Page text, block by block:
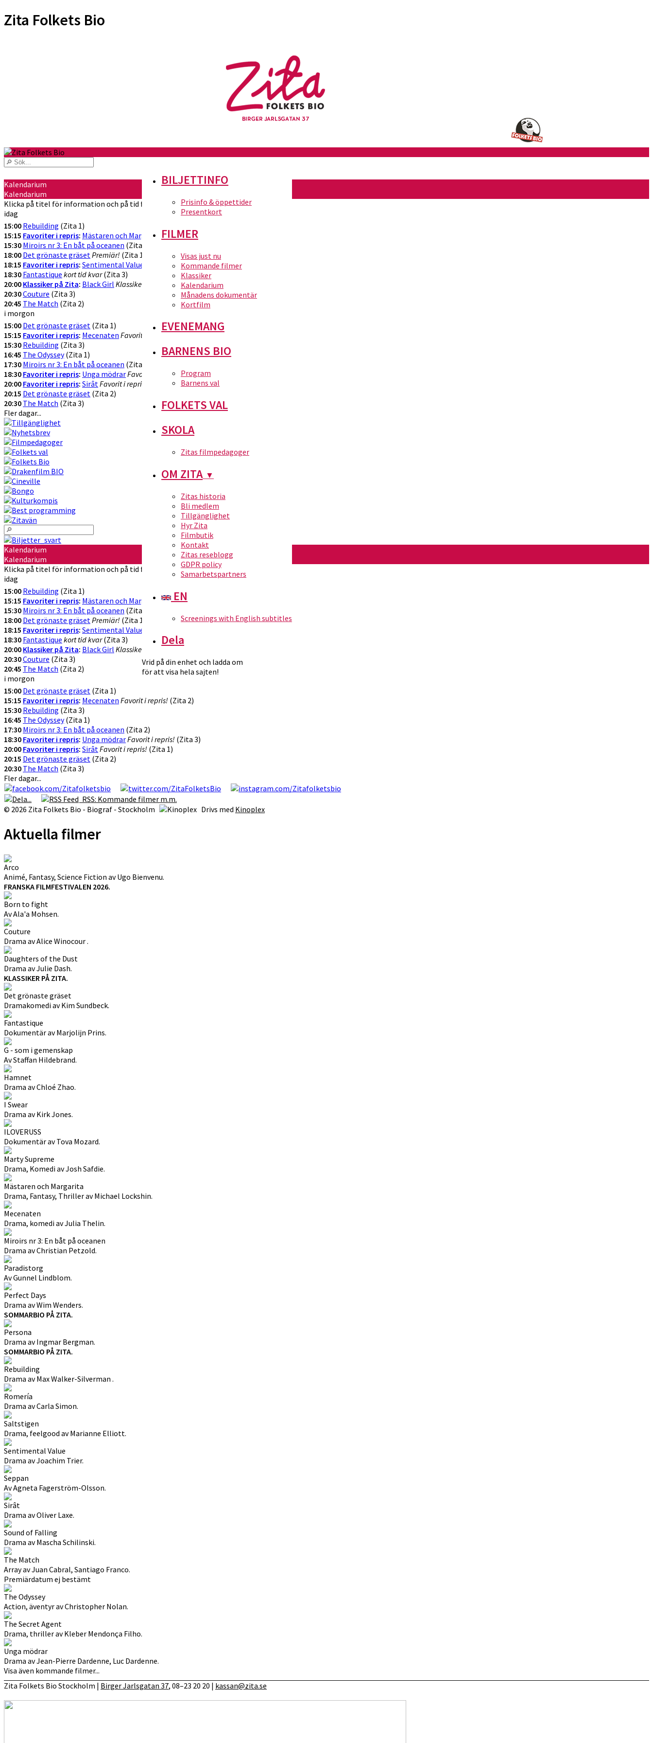
Zita Folkets Bio
BILJETTINFO
Prisinfo & öppettider
Presentkort
FILMER
Visas just nu
Kommande filmer
Klassiker
Kalendarium
Månadens dokumentär
Kortfilm
EVENEMANG
BARNENS BIO
Program
Barnens val
FOLKETS VAL
SKOLA
Zitas filmpedagoger
OM ZITA▼
Zitas historia
Bli medlem
Tillgänglighet
Hyr Zita
Filmbutik
Kontakt
Zitas reseblogg
GDPR policy
Samarbetspartners
EN
Screenings with English subtitles
Dela
Vrid på din enhet och ladda om
för att visa hela sajten!
Kalendarium
Kalendarium
Klicka på titel för information och på tid för att köpa biljetter
idag
15:00 Rebuilding (Zita 1)
15:15 Favoriter i repris: Mästaren och Margarita Favorit i repris!
15:30 Miroirs nr 3: En båt på oceanen (Zita 3)
18:00 Det grönaste gräset Premiär! (Zita 1)
18:15 Favoriter i repris: Sentimental Value Favorit i repris(Zita 2)
18:30 Fantastique kort tid kvar(Zita 3)
20:00 Klassiker på Zita: Black Girl Klassikervisning!
(Zita 1)
20:30Couture (Zita 3)
20:45 The Match (Zita 2)
i morgon
15:00 Det grönaste gräset (Zita 1)
15:15 Favoriter i repris: Mecenaten Favorit i repris!(Zita 2)
15:30 Rebuilding (Zita 3)
16:45 The Odyssey(Zita 1)
17:30 Miroirs nr 3: En båt på oceanen (Zita 2)
18:30 Favoriter i repris: Unga mödrarFavorit i repris!(Zita 3)
20:00 Favoriter i repris: Sirât Favorit i repris!
(Zita 1)
20:15 Det grönaste gräset (Zita 2)
20:30 The Match (Zita 3)
Fler dagar...
Kalendarium
Kalendarium
Klicka på titel för information och på tid för att köpa biljetter
idag
15:00 Rebuilding (Zita 1)
15:15 Favoriter i repris: Mästaren och MargaritaFavorit i repris!
15:30 Miroirs nr 3: En båt på oceanen (Zita 3)
18:00 Det grönaste gräset Premiär! (Zita 1)
18:15 Favoriter i repris: Sentimental Value
18:30 Fantastique kort tid kvar(Zita 3)
20:00 Klassiker på Zita: Black Girl Klassikervisning!(Zita 1)
20:30Couture (Zita 3)
20:45 The Match (Zita 2)
i morgon
15:00 Det grönaste gräset (Zita 1)
15:15 Favoriter i repris: Mecenaten Favorit i repris! (Zita 2)
15:30 Rebuilding (Zita 3)
16:45 The Odyssey(Zita 1)
17:30 Miroirs nr 3: En båt på oceanen (Zita 2)
18:30 Favoriter i repris: Unga mödrarFavorit i repris! (Zita 3)
20:00 Favoriter i repris: Sirât Favorit i repris! (Zita 1)
20:15 Det grönaste gräset (Zita 2)
20:30 The Match (Zita 3)
Fler dagar...
RSS: Kommande filmer m.m.
© 2026 Zita Folkets Bio - Biograf - Stockholm
Drivs med Kinoplex
Aktuella filmer
Arco
Animé, Fantasy, Science Fiction av Ugo Bienvenu.
FRANSKA FILMFESTIVALEN 2026.
Born to fight
Av Ala'a Mohsen.
Couture
Drama av Alice Winocour .
Daughters of the Dust
Drama av Julie Dash.
KLASSIKER PÅ ZITA.
Det grönaste gräset
Dramakomedi av Kim Sundbeck.
Fantastique
Dokumentär av Marjolijn Prins.
G - som i gemenskap
Av Staffan Hildebrand.
Hamnet
Drama av Chloé Zhao.
I Swear
Drama av Kirk Jones.
ILOVERUSS
Dokumentär av Tova Mozard.
Marty Supreme
Drama, Komedi av Josh Safdie.
Mästaren och Margarita
Drama, Fantasy, Thriller av Michael Lockshin.
Mecenaten
Drama, komedi av Julia Thelin.
Miroirs nr 3: En båt på oceanen
Drama av Christian Petzold.
Paradistorg
Av Gunnel Lindblom.
Perfect Days
Drama av Wim Wenders.
SOMMARBIO PÅ ZITA.
Persona
Drama av Ingmar Bergman.
SOMMARBIO PÅ ZITA.
Rebuilding
Drama av Max Walker-Silverman .
Romería
Drama av Carla Simon.
Saltstigen
Drama, feelgood av Marianne Elliott.
Sentimental Value
Drama av Joachim Trier.
Seppan
Av Agneta Fagerström-Olsson.
Sirât
Drama av Oliver Laxe.
Sound of Falling
Drama av Mascha Schilinski.
The Match
Array av Juan Cabral, Santiago Franco.
Premiärdatum ej bestämt
The Odyssey
Action, äventyr av Christopher Nolan.
The Secret Agent
Drama, thriller av Kleber Mendonça Filho.
Unga mödrar
Drama av Jean-Pierre Dardenne, Luc Dardenne.
Visa även kommande filmer...
Zita Folkets Bio Stockholm | Birger Jarlsgatan 37, 08–23 20 20 | kassan@zita.se